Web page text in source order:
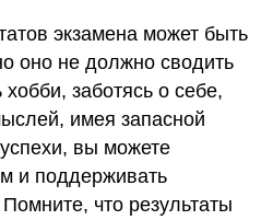
экзамена может быть
оно не должно сводить
заботясь о себе,
имея запасной
вы можете
и поддерживать
что результаты
Промышленная, д.
сайта означает
и Политикой